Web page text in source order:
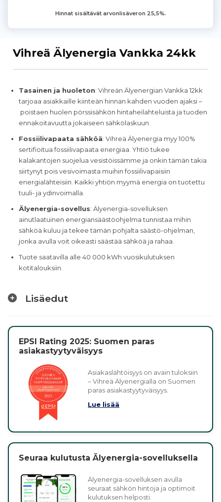
Hinnat sisältävät arvonlisäveron 25,5%.
Vihreä Älyenergia Vankka 24kk
Tasainen ja huoleton: Vihreän Älyenergian Vankka 12kk
tarjoaa asiakkaille kiinteän hinnan kahden vuoden ajaksi –
poistaen huolen pörssisähkön hintaheilahteluista ja tuoden
ennakoitavuutta jokaiseen sähkölaskuun.
Fossiilivapaata sähköä: Vihreä Älyenergia myy 100%
sertifioitua fossiilivapaata energiaa. Yhtiö tukee
kalakantojen suojelua vesistöissämme ja onkin tämän takia
siirtynyt pois vesivoimasta muihin fossiilivapaisiin
energialähteisiin. Kaikki yhtiön myymä energia on tuotettu
tuuli- ja ydinvoimalla.
Älyenergia-sovellus: Älyenergia-sovelluksen
ainutlaatuinen energiansäästöohjelma tunnistaa mihin
sähköä kuluu ja tekee tämän pohjalta säästö-ohjelman,
jonka avulla voit oikeasti säästää sähköä ja rahaa.
Tuote saatavilla alle 40 000 kWh vuosikulutuksen
kotitalouksiin.
Lisäedut
EPSI Rating 2025: Suomen paras
asiakastyytyväisyys
Asiakaslähtöisyys on avain tuloksiin
– Vihreä Älyenergialla on Suomen
paras asiakastyytyväisyys.
Lue lisää
Seuraa kulutusta Älyenergia-sovelluksella
Älyenergia-sovelluksen avulla
seuraat sähkön hintoja ja optimoit
kulutuksen helposti.